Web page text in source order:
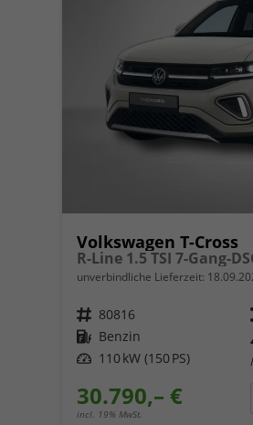
Volkswagen T-Cross
R-Line 1.5 TSI 7-Gang-
unverbindliche Lieferzeit:
Fahrzeugnr. 80816
Kraftstoff Benzin
Leistung 110 kW (150 PS)
30.790,– €
incl. 19% MwSt.